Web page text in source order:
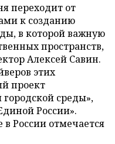
переходит от
к созданию
в которой важную
пространств,
Алексей Савин.
этих
проект
среды»,
России».
России отмечается